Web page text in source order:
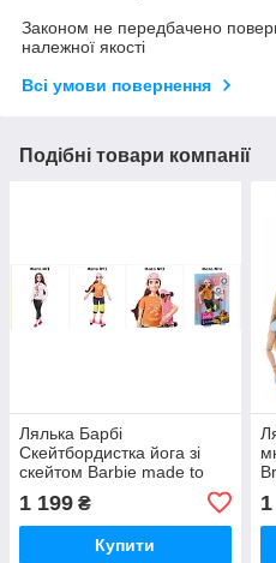
Законом не передбачено
належної якості
Всі умови повернення
Подібні товари компанії
Лялька Барбі
Скейтбордистка йога зі
скейтом Barbie made to
1 199 ₴
Купити